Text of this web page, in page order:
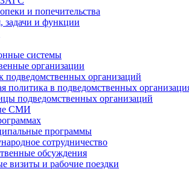
и попечительства
задачи и функции
системы
организации
подведомственных организаций
политика в подведомственных
подведомственных организаций
СМИ
программы
сотрудничество
обсуждения
визиты и рабочие поездки